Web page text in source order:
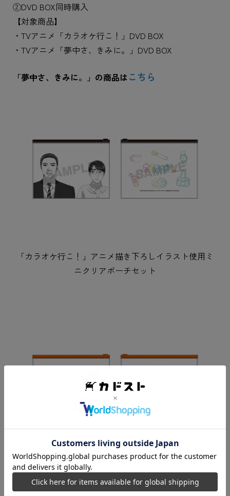
②DVD BOX同時購入
【対象商品】
・TVアニメ「カラオケ行こ！」DVD BOX
・TVアニメ「夢中さ、きみに。」DVD BOX
「夢中さ、きみに。」の商品はこちら
「カラオケ行こ！」アニメ描き下ろしイラスト使用ミ
ニクリアポーチセット
「夢中さ、きみに。」アニメ描き下ろしイラスト使用
ミニクリアポーチセット